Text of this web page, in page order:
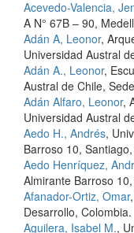
Acevedo-Valencia,
A N° 67B – 90,
Adán A, Leonor,
Universidad Austral
Adán A., Leonor,
Austral de Chile,
Adán Alfaro, Leonor,
Universidad Austral
Aedo H., Andrés,
Barroso 10,
Aedo Henríquez,
Almirante Barroso
Afanador-Ortiz, Omar
Desarrollo, Colombia.
Aguilera, Isabel M.,